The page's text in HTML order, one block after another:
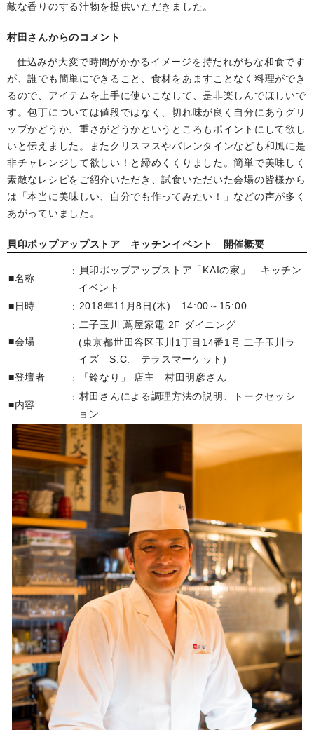
敵な香りのする汁物を提供いただきました。
村田さんからのコメント
仕込みが大変で時間がかかるイメージを持たれがちな和食です
が、誰でも簡単にできること、食材をあますことなく料理ができ
るので、アイテムを上手に使いこなして、是非楽しんでほしいで
す。包丁については値段ではなく、切れ味が良く自分にあうグリ
ップかどうか、重さがどうかというところもポイントにして欲し
いと伝えました。またクリスマスやバレンタインなども和風に是
非チャレンジして欲しい！と締めくくりました。簡単で美味しく
素敵なレシピをご紹介いただき、試食いただいた会場の皆様から
は「本当に美味しい、自分でも作ってみたい！」などの声が多く
あがっていました。
貝印ポップアップストア キッチンイベント 開催概要
■名称
貝印ポップアップストア「KAIの家」 キッチン
イベント
■日時
2018年11月8日(木) 14:00～15:00
■会場
二子玉川 蔦屋家電 2F ダイニング
(東京都世田谷区玉川1丁目14番1号 二子玉川ラ
イズ S.C. テラスマーケット)
■登壇者
「鈴なり」 店主 村田明彦さん
■内容
村田さんによる調理方法の説明、トークセッシ
ョン